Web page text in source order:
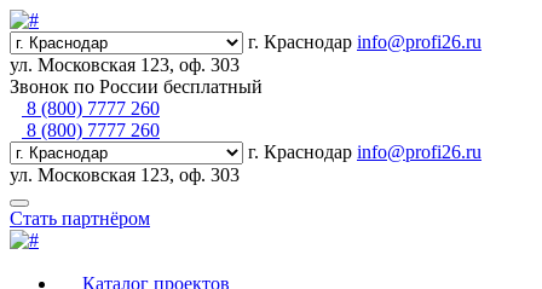
г. Краснодар info@profi26.ru
ул. Московская 123, оф. 303
Звонок по России бесплатный
8 (800) 7777 260
8 (800) 7777 260
г. Краснодар info@profi26.ru
ул. Московская 123, оф. 303
Стать партнёром
Каталог проектов